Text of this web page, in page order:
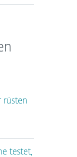
rüsten
testet,